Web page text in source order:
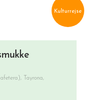
Kulturrejse
Tayrona,